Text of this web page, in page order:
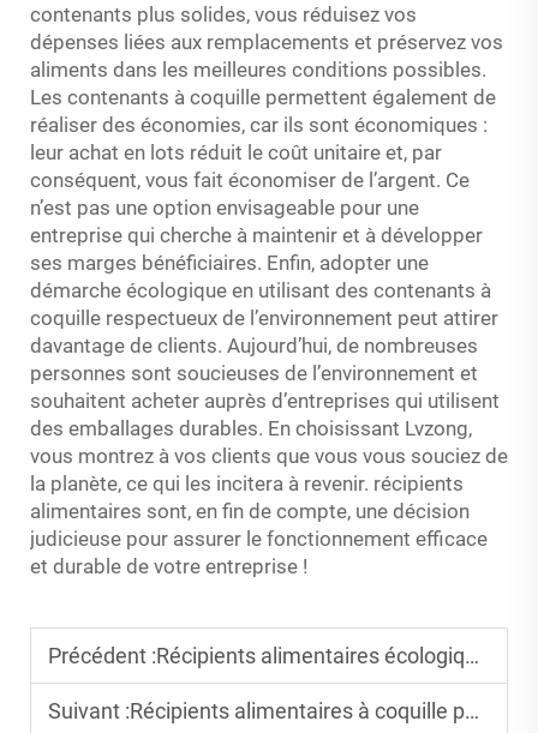
contenants plus solides, vous réduisez vos
dépenses liées aux remplacements et préservez vos
aliments dans les meilleures conditions possibles.
Les contenants à coquille permettent également de
réaliser des économies, car ils sont économiques :
leur achat en lots réduit le coût unitaire et, par
conséquent, vous fait économiser de l’argent. Ce
n’est pas une option envisageable pour une
entreprise qui cherche à maintenir et à développer
ses marges bénéficiaires. Enfin, adopter une
démarche écologique en utilisant des contenants à
coquille respectueux de l’environnement peut attirer
davantage de clients. Aujourd’hui, de nombreuses
personnes sont soucieuses de l’environnement et
souhaitent acheter auprès d’entreprises qui utilisent
des emballages durables. En choisissant Lvzong,
vous montrez à vos clients que vous vous souciez de
la planète, ce qui les incitera à revenir. récipients
alimentaires sont, en fin de compte, une décision
judicieuse pour assurer le fonctionnement efficace
et durable de votre entreprise !
Précédent :Récipients alimentaires écologiques en coquille : des choix compostables pour réduire les déchets
Suivant :Récipients alimentaires à coquille pour camions-restaurants : choix durables pour les journées chargées